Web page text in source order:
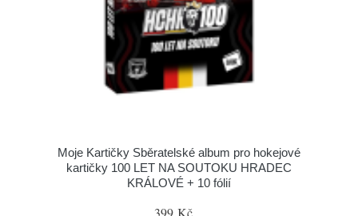
Moje Kartičky Sběratelské album pro hokejové
kartičky 100 LET NA SOUTOKU HRADEC
KRÁLOVÉ + 10 fólií
399 Kč